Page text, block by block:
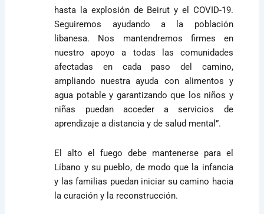
hasta la explosión de Beirut y el COVID-19.
Seguiremos ayudando a la población
libanesa. Nos mantendremos firmes en
nuestro apoyo a todas las comunidades
afectadas en cada paso del camino,
ampliando nuestra ayuda con alimentos y
agua potable y garantizando que los niños y
niñas puedan acceder a servicios de
aprendizaje a distancia y de salud mental”.
El alto el fuego debe mantenerse para el
Líbano y su pueblo, de modo que la infancia
y las familias puedan iniciar su camino hacia
la curación y la reconstrucción.